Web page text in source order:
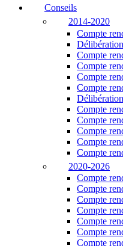
Conseils
2014-2020
Compte
Compte
Compte
Compte
Compte
Compte
Compte
Compte
Compte
Compte
2020-2026
Compte
Compte
Compte
Compte
Compte
Compte
Compte